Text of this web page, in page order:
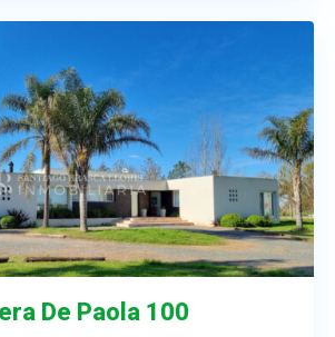
De Paola 100